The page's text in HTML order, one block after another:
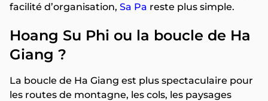
facilité d’organisation, Sa Pa reste plus simple.
Hoang Su Phi ou la boucle de Ha
Giang ?
La boucle de Ha Giang est plus spectaculaire pour
les routes de montagne, les cols, les paysages